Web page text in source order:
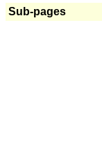
Sub-pages